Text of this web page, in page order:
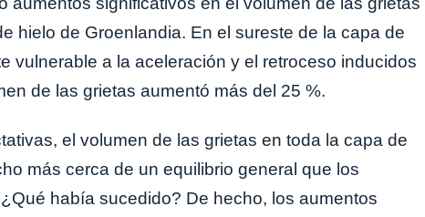
hielo de Groenlandia. En el sureste de la capa de
vulnerable a la aceleración y el retroceso inducidos
de las grietas aumentó más del 25 %.
el volumen de las grietas en toda la capa de
más cerca de un equilibrio general que los
había sucedido? De hecho, los aumentos